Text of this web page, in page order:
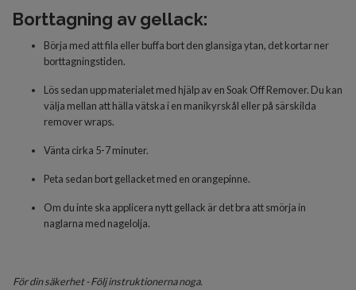
Borttagning av gellack:
Börja med att fila eller buffa bort den glansiga ytan, det kortar ner
borttagningstiden.
Lös sedan upp materialet med hjälp av en Soak Off Remover. Du kan
välja mellan att hälla vätska i en manikyrskål eller på särskilda
remover wraps.
Vänta cirka 5-7 minuter.
Peta sedan bort gellacket med en orangepinne.
Om du inte ska applicera nytt gellack är det bra att smörja in
naglarna med nagelolja.
För din säkerhet - Följ instruktionerna noga.